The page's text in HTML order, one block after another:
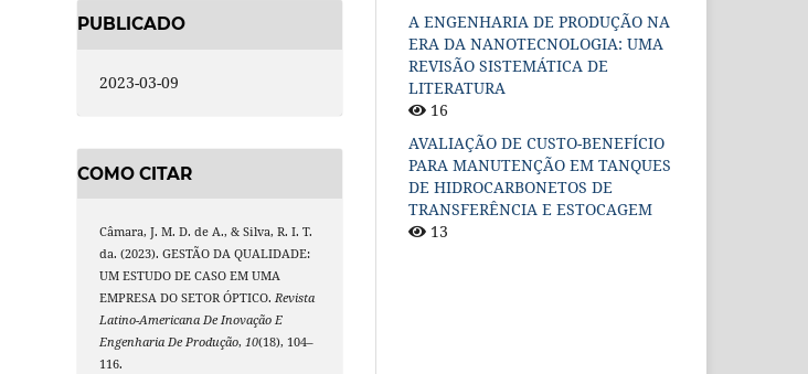
PUBLICADO
2023-03-09
COMO CITAR
Câmara, J. M. D. de A., & Silva, R. I. T.
da. (2023). GESTÃO DA QUALIDADE:
UM ESTUDO DE CASO EM UMA
EMPRESA DO SETOR ÓPTICO.Revista
Latino-Americana De Inovação E
Engenharia De Produção,10(18), 104–
116.
A ENGENHARIA DE PRODUÇÃO NA
ERA DA NANOTECNOLOGIA: UMA
REVISÃO SISTEMÁTICA DE
LITERATURA
16
AVALIAÇÃO DE CUSTO-BENEFÍCIO
PARA MANUTENÇÃO EM TANQUES
DE HIDROCARBONETOS DE
TRANSFERÊNCIA E ESTOCAGEM
13